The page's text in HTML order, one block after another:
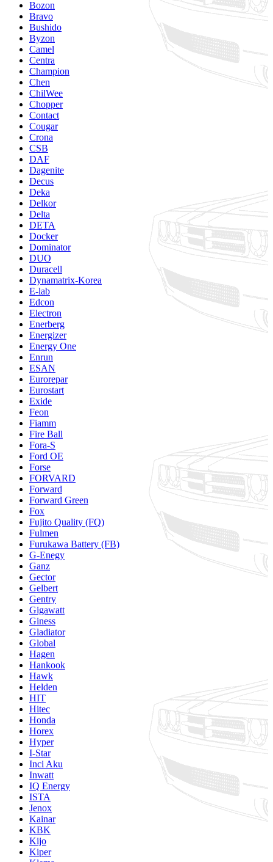
Bozon
Bravo
Bushido
Byzon
Camel
Centra
Champion
Chen
ChilWee
Chopper
Contact
Cougar
Crona
CSB
DAF
Dagenite
Decus
Deka
Delkor
Delta
DETA
Docker
Dominator
DUO
Duracell
Dynamatrix-Korea
E-lab
Edcon
Electron
Enerberg
Energizer
Energy One
Enrun
ESAN
Eurorepar
Eurostart
Exide
Feon
Fiamm
Fire Ball
Fora-S
Ford OE
Forse
FORVARD
Forward
Forward Green
Fox
Fujito Quality (FQ)
Fulmen
Furukawa Battery (FB)
G-Enegy
Ganz
Gector
Gelbert
Gentry
Gigawatt
Giness
Gladiator
Global
Hagen
Hankook
Hawk
Helden
HIT
Hitec
Honda
Horex
Hyper
I-Star
Inci Aku
Inwatt
IQ Energy
ISTA
Jenox
Kainar
KBK
Kijo
Kiper